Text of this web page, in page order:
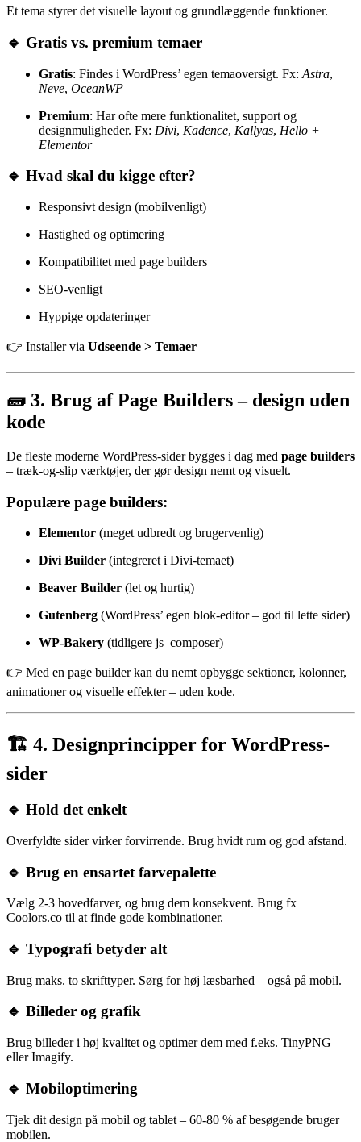
Et tema styrer det visuelle layout og grundlæggende funktioner.
🔹 Gratis vs. premium temaer
Gratis: Findes i WordPress’ egen temaoversigt. Fx: Astra,
Neve, OceanWP
Premium: Har ofte mere funktionalitet, support og
designmuligheder. Fx: Divi, Kadence, Kallyas, Hello +
Elementor
🔹 Hvad skal du kigge efter?
Responsivt design (mobilvenligt)
Hastighed og optimering
Kompatibilitet med page builders
SEO-venligt
Hyppige opdateringer
👉 Installer via Udseende > Temaer
🧱 3. Brug af Page Builders – design uden
kode
De fleste moderne WordPress-sider bygges i dag med page builders
– træk-og-slip værktøjer, der gør design nemt og visuelt.
Populære page builders:
Elementor (meget udbredt og brugervenlig)
Divi Builder (integreret i Divi-temaet)
Beaver Builder (let og hurtig)
Gutenberg (WordPress’ egen blok-editor – god til lette sider)
WP-Bakery (tidligere js_composer)
👉 Med en page builder kan du nemt opbygge sektioner, kolonner,
animationer og visuelle effekter – uden kode.
🏗 4. Designprincipper for WordPress-
sider
🔹 Hold det enkelt
Overfyldte sider virker forvirrende. Brug hvidt rum og god afstand.
🔹 Brug en ensartet farvepalette
Vælg 2-3 hovedfarver, og brug dem konsekvent. Brug fx
Coolors.co til at finde gode kombinationer.
🔹 Typografi betyder alt
Brug maks. to skrifttyper. Sørg for høj læsbarhed – også på mobil.
🔹 Billeder og grafik
Brug billeder i høj kvalitet og optimer dem med f.eks. TinyPNG
ellerImagify.
🔹 Mobiloptimering
Tjek dit design på mobil og tablet – 60-80 % af besøgende bruger
mobilen.